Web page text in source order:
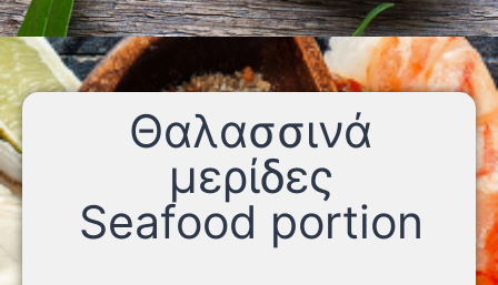
Θαλασσινά
μερίδες
Seafood portion